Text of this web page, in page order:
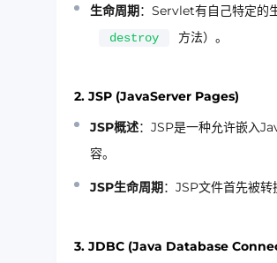
生命周期：Servlet有自己特定的
destroy 方法）。
2. JSP (JavaServer Pages)
JSP概述：JSP是一种允许嵌入
容。
JSP生命周期：JSP文件首先被
3. JDBC (Java Database